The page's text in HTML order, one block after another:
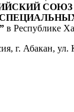
СОЮЗ
в Республике
г. Абакан,